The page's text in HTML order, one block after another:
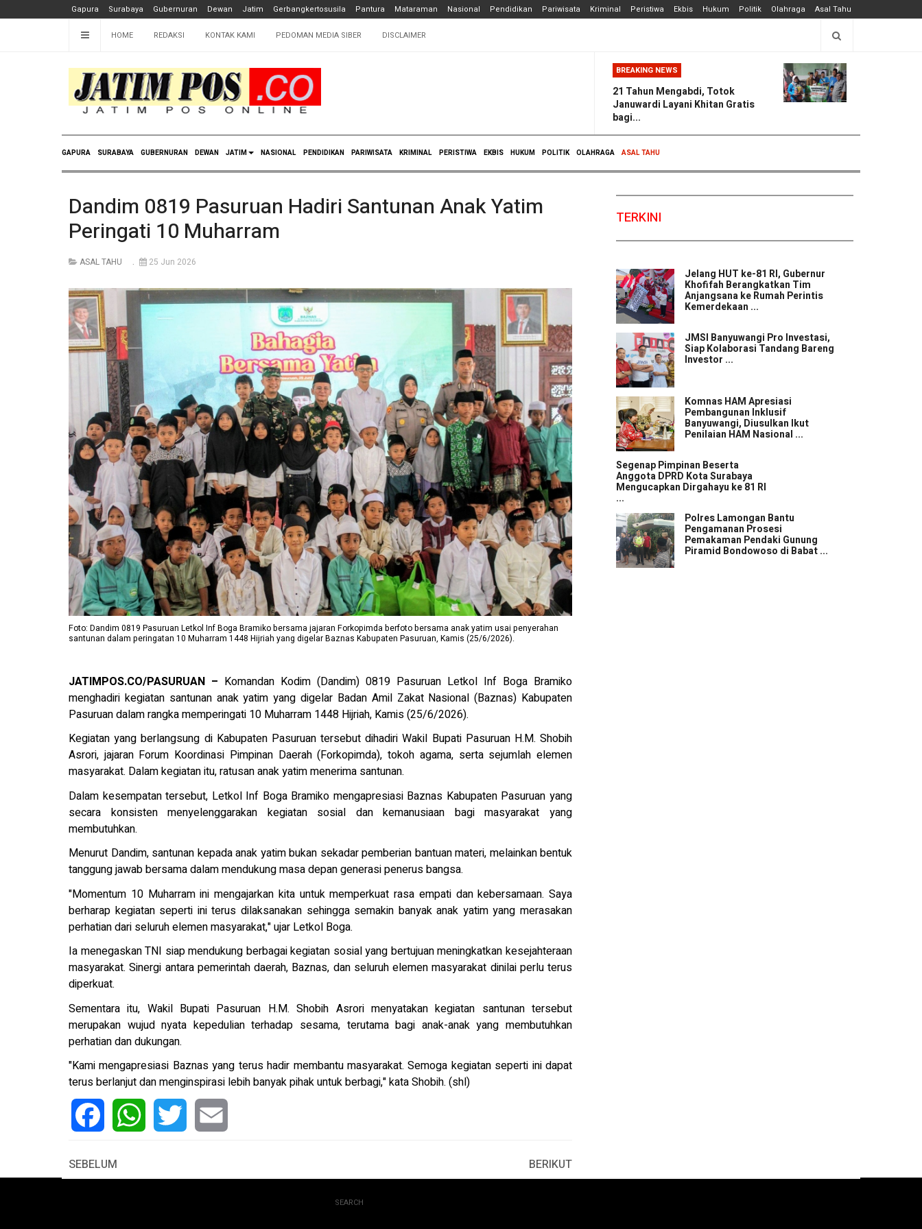
Gapura Surabaya Gubernuran Dewan Jatim Gerbangkertosusila Pantura Mataraman Nasional Pendidikan Pariwisata Kriminal Peristiwa Ekbis Hukum Politik Olahraga Asal Tahu
HOME REDAKSI KONTAK KAMI PEDOMAN MEDIA SIBER DISCLAIMER
BREAKING NEWS
21 Tahun Mengabdi, Totok
Januwardi Layani Khitan Gratis
bagi...
GAPURA SURABAYA GUBERNURAN DEWAN JATIM NASIONAL PENDIDIKAN PARIWISATA KRIMINAL PERISTIWA EKBIS HUKUM POLITIK OLAHRAGA ASAL TAHU
Dandim 0819 Pasuruan Hadiri Santunan Anak Yatim
Peringati 10 Muharram
ASAL TAHU 25 Jun 2026
Foto: Dandim 0819 Pasuruan Letkol Inf Boga Bramiko bersama jajaran Forkopimda berfoto bersama anak yatim usai penyerahan
santunan dalam peringatan 10 Muharram 1448 Hijriah yang digelar Baznas Kabupaten Pasuruan, Kamis (25/6/2026).
JATIMPOS.CO/PASURUAN – Komandan Kodim (Dandim) 0819 Pasuruan Letkol Inf Boga Bramiko
menghadiri kegiatan santunan anak yatim yang digelar Badan Amil Zakat Nasional (Baznas) Kabupaten
Pasuruan dalam rangka memperingati 10 Muharram 1448 Hijriah, Kamis (25/6/2026).
Kegiatan yang berlangsung di Kabupaten Pasuruan tersebut dihadiri Wakil Bupati Pasuruan H.M. Shobih
Asrori, jajaran Forum Koordinasi Pimpinan Daerah (Forkopimda), tokoh agama, serta sejumlah elemen
masyarakat. Dalam kegiatan itu, ratusan anak yatim menerima santunan.
Dalam kesempatan tersebut, Letkol Inf Boga Bramiko mengapresiasi Baznas Kabupaten Pasuruan yang
secara konsisten menyelenggarakan kegiatan sosial dan kemanusiaan bagi masyarakat yang
membutuhkan.
Menurut Dandim, santunan kepada anak yatim bukan sekadar pemberian bantuan materi, melainkan bentuk
tanggung jawab bersama dalam mendukung masa depan generasi penerus bangsa.
"Momentum 10 Muharram ini mengajarkan kita untuk memperkuat rasa empati dan kebersamaan. Saya
berharap kegiatan seperti ini terus dilaksanakan sehingga semakin banyak anak yatim yang merasakan
perhatian dari seluruh elemen masyarakat," ujar Letkol Boga.
Ia menegaskan TNI siap mendukung berbagai kegiatan sosial yang bertujuan meningkatkan kesejahteraan
masyarakat. Sinergi antara pemerintah daerah, Baznas, dan seluruh elemen masyarakat dinilai perlu terus
diperkuat.
Sementara itu, Wakil Bupati Pasuruan H.M. Shobih Asrori menyatakan kegiatan santunan tersebut
merupakan wujud nyata kepedulian terhadap sesama, terutama bagi anak-anak yang membutuhkan
perhatian dan dukungan.
"Kami mengapresiasi Baznas yang terus hadir membantu masyarakat. Semoga kegiatan seperti ini dapat
terus berlanjut dan menginspirasi lebih banyak pihak untuk berbagi," kata Shobih. (shl)
SEBELUM
BERIKUT
TERKINI
Jelang HUT ke-81 RI, Gubernur
Khofifah Berangkatkan Tim
Anjangsana ke Rumah Perintis
Kemerdekaan ...
JMSI Banyuwangi Pro Investasi,
Siap Kolaborasi Tandang Bareng
Investor ...
Komnas HAM Apresiasi
Pembangunan Inklusif
Banyuwangi, Diusulkan Ikut
Penilaian HAM Nasional ...
Segenap Pimpinan Beserta
Anggota DPRD Kota Surabaya
Mengucapkan Dirgahayu ke 81 RI
...
Polres Lamongan Bantu
Pengamanan Prosesi
Pemakaman Pendaki Gunung
Piramid Bondowoso di Babat ...
SEARCH